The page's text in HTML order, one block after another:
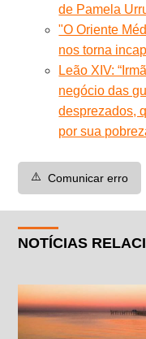
de Pamela
"O Oriente
nos torna
Leão XIV:
negócio das
desprezados,
por sua
⚠️ Comunicar erro
NOTÍCIAS